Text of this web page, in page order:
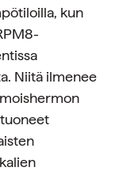
kun
Niitä ilmenee